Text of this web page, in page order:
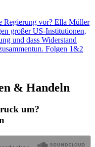
Regierung vor? Ella Müller
großer US-Institutionen,
und dass Widerstand
Folgen 1&2
& Handeln
um?